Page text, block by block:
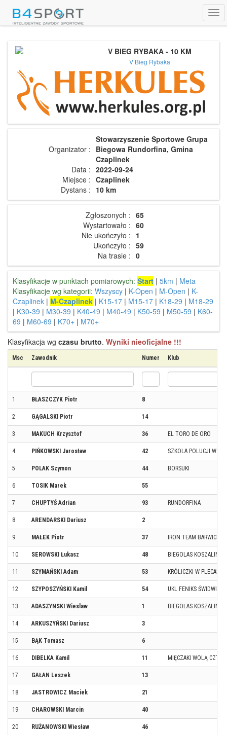
V BIEG RYBAKA - 10 KM
V Bieg Rybaka
Organizator :
Stowarzyszenie Sportowe Grupa
Biegowa Rundorfina, Gmina
Czaplinek
Data : 2022-09-24
Miejsce : Czaplinek
Dystans : 10 km
Zgłoszonych : 65
Wystartowało : 60
Nie ukończyło : 1
Ukończyło : 59
Na trasie : 0
Klasyfikacje w punktach pomiarowych: Start | 5km | Meta
Klasyfikacje wg kategorii: Wszyscy | K-Open | M-Open | K-
Czaplinek | M-Czaplinek | K15-17 | M15-17 | K18-29 | M18-29
| K30-39 | M30-39 | K40-49 | M40-49 | K50-59 | M50-59 | K60-
69 | M60-69 | K70+ | M70+
Klasyfikacja wg czasu brutto. Wyniki nieoficjalne !!!
Msc Zawodnik Numer Klub
1 BŁASZCZYK Piotr 8
2 GĄGALSKI Piotr 14
3 MAKUCH Krzysztof 36 EL TORO DE ORO
4 PIŃKOWSKI Jarosław 42 SZKOLA POLUCJI W
5 POLAK Szymon 44 BORSUKI
6 TOSIK Marek 55
7 CHUPTYŚ Adrian 93 RUNDORFINA
8 ARENDARSKI Dariusz 2
9 MAŁEK Piotr 37 IRON TEAM BARWICE
10 SEROWSKI Łukasz 48 BIEGOLAS KOSZALIN
11 SZYMAŃSKI Adam 53 KRÓLICZKI W PLECAKU.
12 SZYPOSZYŃSKI Kamil 54 UKL FENIKS ŚWIDWIN
13 ADASZYNSKI Wieslaw 1 BIEGOLAS KOSZALIN
14 ARKUSZYŃSKI Dariusz 3
15 BĄK Tomasz 6
16 DIBELKA Kamil 11 MIĘCZAKI WOLĄ
17 GAŁAN Leszek 13
18 JASTROWICZ Maciek 21
19 CHAROWSKI Marcin 40
20 RUŻANOWSKI Wiesław 46